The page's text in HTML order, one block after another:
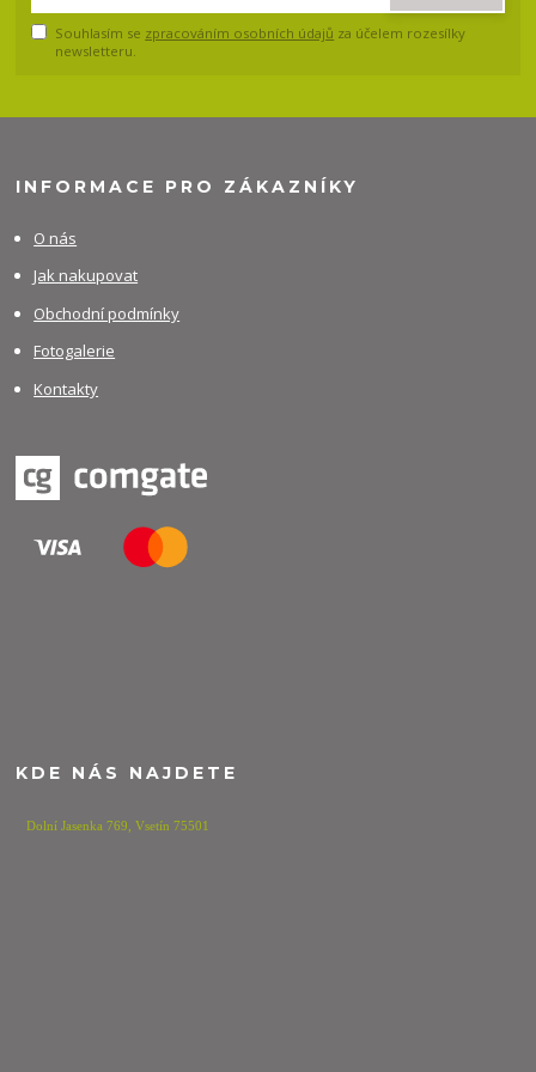
Souhlasím se zpracováním osobních údajů za účelem rozesílky
newsletteru.
INFORMACE PRO ZÁKAZNÍKY
O nás
Jak nakupovat
Obchodní podmínky
Fotogalerie
Kontakty
KDE NÁS NAJDETE
Dolní Jasenka 769,Vsetín 75501